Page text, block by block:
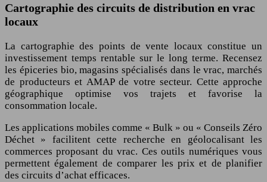
Cartographie des circuits de distribution en vrac
locaux
La cartographie des points de vente locaux constitue un
investissement temps rentable sur le long terme. Recensez
les épiceries bio, magasins spécialisés dans le vrac, marchés
de producteurs et AMAP de votre secteur. Cette approche
géographique optimise vos trajets et favorise la
consommation locale.
Les applications mobiles comme « Bulk » ou « Conseils Zéro
Déchet » facilitent cette recherche en géolocalisant les
commerces proposant du vrac. Ces outils numériques vous
permettent également de comparer les prix et de planifier
des circuits d’achat efficaces.